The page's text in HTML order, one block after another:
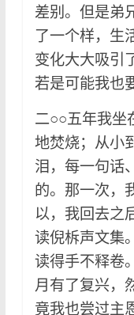
差别。但是弟
了一个样，生
变化大大吸引
若是可能我也
二○○五年我坐
地焚烧；从小
泪，每一句话
的。那一次，
以，我回去之
读倪柝声文集
读得手不释卷
月有了复兴，
竟我也尝过主